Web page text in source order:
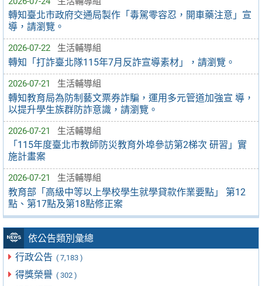
轉知臺北市政府交通局製作「毒駕零容忍，開車藥注意」宣
導，請瀏覽。
2026-07-22 生活輔導組
轉知「打詐臺北隊115年7月反詐宣導素材」，請瀏覽。
2026-07-21 生活輔導組
轉知教育局為防制藝文票券詐騙，運用多元管道加強宣 導，
以提升學生族群防詐意識，請瀏覽。
2026-07-21 生活輔導組
「115年度臺北市教師防災教育外埠參訪第2梯次 研習」實
施計畫案
2026-07-21 生活輔導組
教育部「高級中等以上學校學生就學貸款作業要點」 第12
點、第17點及第18點修正案
依公告類別彙總
行政公告 ( 7,183 )
得獎榮譽 ( 302 )